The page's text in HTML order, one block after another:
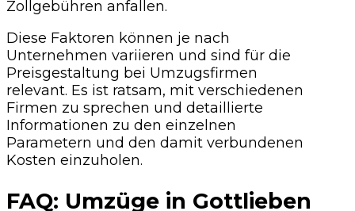
Zollgebühren anfallen.
Diese Faktoren können je nach
Unternehmen variieren und sind für die
Preisgestaltung bei Umzugsfirmen
relevant. Es ist ratsam, mit verschiedenen
Firmen zu sprechen und detaillierte
Informationen zu den einzelnen
Parametern und den damit verbundenen
Kosten einzuholen.
FAQ: Umzüge in Gottlieben